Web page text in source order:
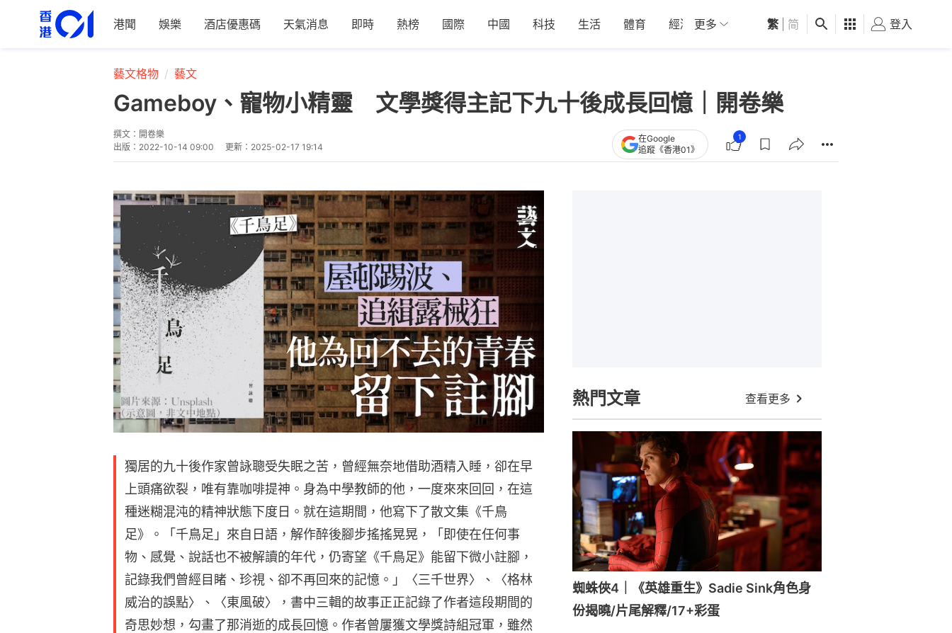
港聞 娛樂 酒店優惠碼 天氣消息 即時 熱榜 國際 中國 科技 生活 體育 經濟 01深圳 觀點 健康 好食玩飛
更多 繁 简 登入
藝文格物 藝文
Gameboy、寵物小精靈 文學獎得主記下九十後成長回憶｜開卷樂
撰文： 開卷樂
出版： 2022-10-14 09:00 更新： 2025-02-17 19:14
在Google
追蹤《香港01》
1
獨居的九十後作家曾詠聰受失眠之苦，曾經無奈地借助酒精入睡，卻在早
上頭痛欲裂，唯有靠咖啡提神。身為中學教師的他，一度來來回回，在這
種迷糊混沌的精神狀態下度日。就在這期間，他寫下了散文集《千鳥
足》。「千鳥足」來自日語，解作醉後腳步搖搖晃晃，「即使在任何事
物、感覺、說話也不被解讀的年代，仍寄望《千鳥足》能留下微小註腳，
記錄我們曾經目睹、珍視、卻不再回來的記憶。」〈三千世界〉、〈格林
威治的誤點〉、〈東風破〉，書中三輯的故事正正記錄了作者這段期間的
奇思妙想，勾畫了那消逝的成長回憶。作者曾屢獲文學獎詩組冠軍，雖然
熱門文章 查看更多
蜘蛛俠4｜《英雄重生》Sadie Sink角色身
份揭曉/片尾解釋/17+彩蛋